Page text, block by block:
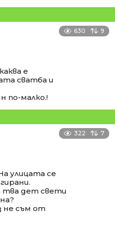
630 9
е
сватба и
по-малко.!
322 7
улицата се
тва дет свети
не съм от